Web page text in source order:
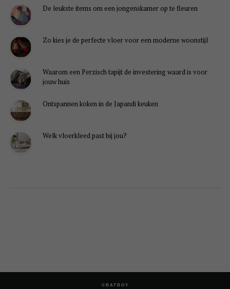
De leukste items om een jongenskamer op te fleuren
Zo kies je de perfecte vloer voor een moderne woonstijl
Waarom een Perzisch tapijt de investering waard is voor
jouw huis
Ontspannen koken in de Japandi keuken
Welk vloerkleed past bij jou?
uitgeschakeld.
©BATBOY